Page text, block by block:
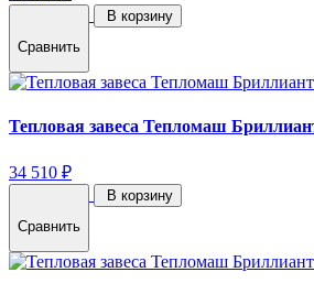
Сравнить
В корзину
Тепловая завеса Тепломаш
34 510 ₽
Сравнить
В корзину